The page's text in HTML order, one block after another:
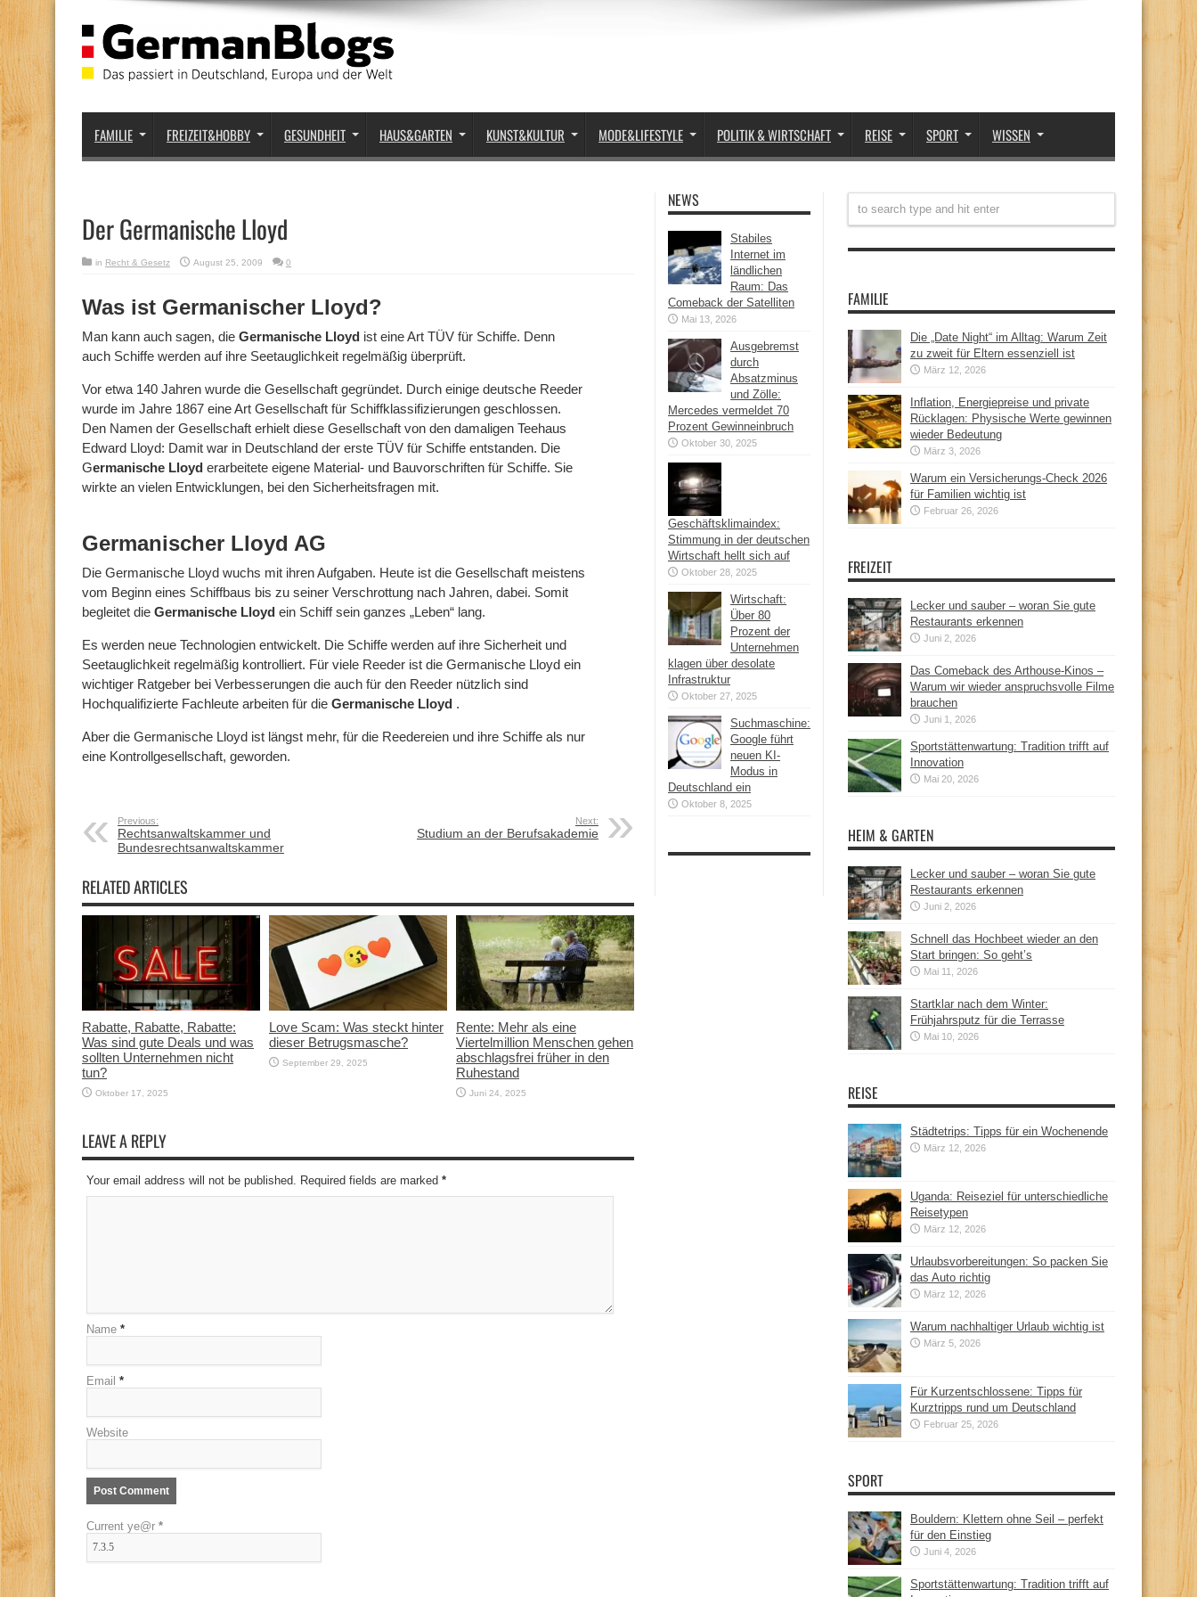
FAMILIE FREIZEIT&HOBBY GESUNDHEIT HAUS&GARTEN KUNST&KULTUR MODE&LIFESTYLE POLITIK & WIRTSCHAFT REISE SPORT WISSEN
Der Germanische Lloyd
in Recht & Gesetz August 25, 2009 0
Was ist Germanischer Lloyd?
Man kann auch sagen, die Germanische Lloyd ist eine Art TÜV für Schiffe. Denn
auch Schiffe werden auf ihre Seetauglichkeit regelmäßig überprüft.
Vor etwa 140 Jahren wurde die Gesellschaft gegründet. Durch einige deutsche Reeder
wurde im Jahre 1867 eine Art Gesellschaft für Schiffklassifizierungen geschlossen.
Den Namen der Gesellschaft erhielt diese Gesellschaft von den damaligen Teehaus
Edward Lloyd: Damit war in Deutschland der erste TÜV für Schiffe entstanden. Die
Germanische Lloyd erarbeitete eigene Material- und Bauvorschriften für Schiffe. Sie
wirkte an vielen Entwicklungen, bei den Sicherheitsfragen mit.
Germanischer Lloyd AG
Die Germanische Lloyd wuchs mit ihren Aufgaben. Heute ist die Gesellschaft meistens
vom Beginn eines Schiffbaus bis zu seiner Verschrottung nach Jahren, dabei. Somit
begleitet die Germanische Lloyd ein Schiff sein ganzes „Leben“ lang.
Es werden neue Technologien entwickelt. Die Schiffe werden auf ihre Sicherheit und
Seetauglichkeit regelmäßig kontrolliert. Für viele Reeder ist die Germanische Lloyd ein
wichtiger Ratgeber bei Verbesserungen die auch für den Reeder nützlich sind
Hochqualifizierte Fachleute arbeiten für die Germanische Lloyd .
Aber die Germanische Lloyd ist längst mehr, für die Reedereien und ihre Schiffe als nur
eine Kontrollgesellschaft, geworden.
Previous:
Rechtsanwaltskammer und
Bundesrechtsanwaltskammer
Next:
Studium an der Berufsakademie
RELATED ARTICLES
Rabatte, Rabatte, Rabatte:
Was sind gute Deals und was
sollten Unternehmen nicht
tun?
Oktober 17, 2025
Love Scam: Was steckt hinter
dieser Betrugsmasche?
September 29, 2025
Rente: Mehr als eine
Viertelmillion Menschen gehen
abschlagsfrei früher in den
Ruhestand
Juni 24, 2025
LEAVE A REPLY
Your email address will not be published. Required fields are marked *
Name *
Email *
Website
Current ye@r *
NEWS
Stabiles
Internet im
ländlichen
Raum: Das
Comeback der Satelliten
Mai 13, 2026
Ausgebremst
durch
Absatzminus
und Zölle:
Mercedes vermeldet 70
Prozent Gewinneinbruch
Oktober 30, 2025
Geschäftsklimaindex:
Stimmung in der deutschen
Wirtschaft hellt sich auf
Oktober 28, 2025
Wirtschaft:
Über 80
Prozent der
Unternehmen
klagen über desolate
Infrastruktur
Oktober 27, 2025
Suchmaschine:
Google führt
neuen KI-
Modus in
Deutschland ein
Oktober 8, 2025
FAMILIE
Die „Date Night“ im Alltag: Warum Zeit
zu zweit für Eltern essenziell ist
März 12, 2026
Inflation, Energiepreise und private
Rücklagen: Physische Werte gewinnen
wieder Bedeutung
März 3, 2026
Warum ein Versicherungs-Check 2026
für Familien wichtig ist
Februar 26, 2026
FREIZEIT
Lecker und sauber – woran Sie gute
Restaurants erkennen
Juni 2, 2026
Das Comeback des Arthouse-Kinos –
Warum wir wieder anspruchsvolle Filme
brauchen
Juni 1, 2026
Sportstättenwartung: Tradition trifft auf
Innovation
Mai 20, 2026
HEIM & GARTEN
Lecker und sauber – woran Sie gute
Restaurants erkennen
Juni 2, 2026
Schnell das Hochbeet wieder an den
Start bringen: So geht’s
Mai 11, 2026
Startklar nach dem Winter:
Frühjahrsputz für die Terrasse
Mai 10, 2026
REISE
Städtetrips: Tipps für ein Wochenende
März 12, 2026
Uganda: Reiseziel für unterschiedliche
Reisetypen
März 12, 2026
Urlaubsvorbereitungen: So packen Sie
das Auto richtig
März 12, 2026
Warum nachhaltiger Urlaub wichtig ist
März 5, 2026
Für Kurzentschlossene: Tipps für
Kurztripps rund um Deutschland
Februar 25, 2026
SPORT
Bouldern: Klettern ohne Seil – perfekt
für den Einstieg
Juni 4, 2026
Sportstättenwartung: Tradition trifft auf